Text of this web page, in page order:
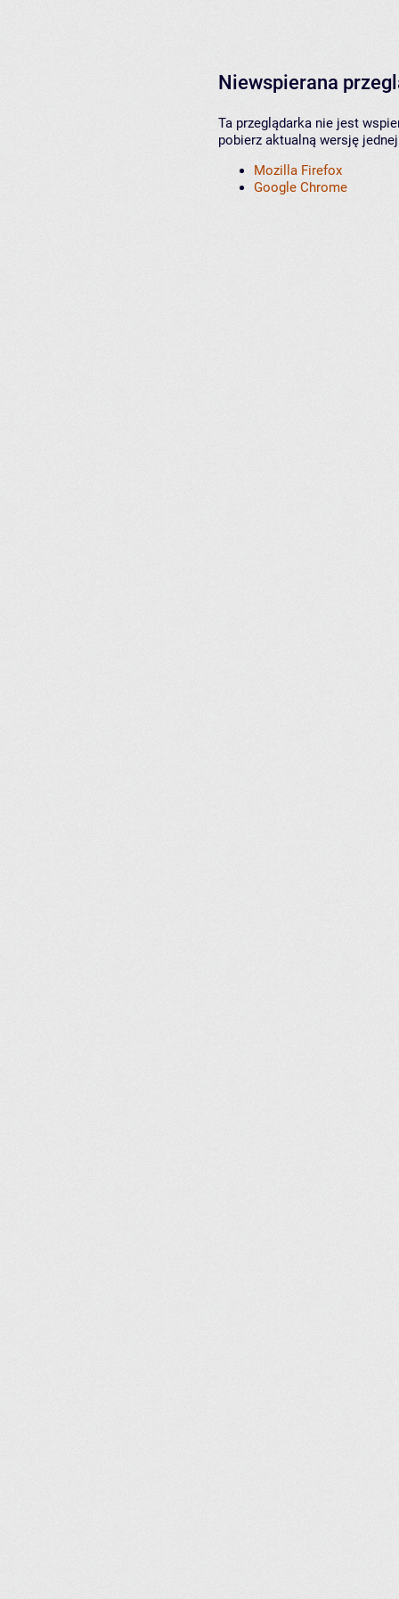
Niewspierana
Ta przeglądarka nie jest
pobierz aktualną wersję
Mozilla Firefox
Google Chrome